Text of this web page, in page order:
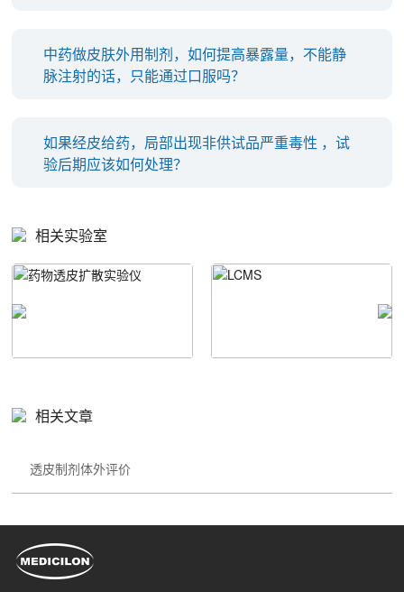
中药做皮肤外用制剂，如何提高暴露量，不能静
脉注射的话，只能通过口服吗？
如果经皮给药，局部出现非供试品严重毒性 ，试
验后期应该如何处理？
相关实验室
相关文章
透皮制剂体外评价